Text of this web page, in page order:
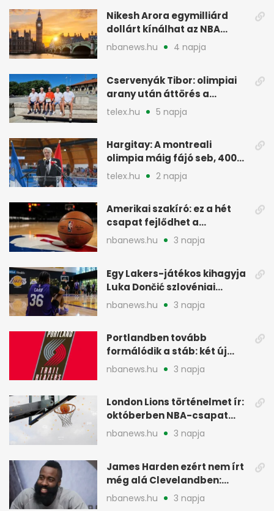
Nikesh Arora egymilliárd
dollárt kínálhat az NBA
Europe londoni csapatáért
nbanews.hu 4 napja
Cservenyák Tibor: olimpiai
arany után áttörés a
rákkutatásban
telex.hu 5 napja
Hargitay: A montreali
olimpia máig fájó seb, 400
vegyesen 4. lett
telex.hu 2 napja
Amerikai szakíró: ez a hét
csapat fejlődhet a
legtöbbet az NBA-ben
nbanews.hu 3 napja
Egy Lakers-játékos kihagyja
Luka Dončić szlovéniai
minicampjét
nbanews.hu 3 napja
Portlandben tovább
formálódik a stáb: két új
szakember a Blazersnél
nbanews.hu 3 napja
London Lions történelmet ír:
októberben NBA-csapat
ellen lép pályára
nbanews.hu 3 napja
James Harden ezért nem írt
még alá Clevelandben:
pénzügyi okok
nbanews.hu 3 napja